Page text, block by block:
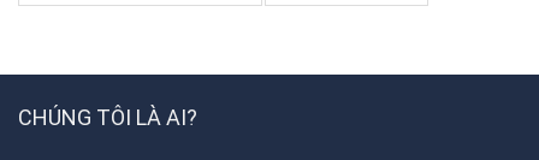
CHÚNG TÔI LÀ AI?